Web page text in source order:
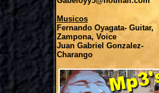
Musicos
Fernando Oyagata- Guitar,
Zampona, Voice
Juan Gabriel Gonzalez-
Charango